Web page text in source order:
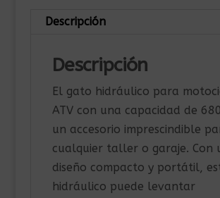
Descripción
Descripción
El gato hidráulico para
ATV con una capacidad de
un accesorio imprescindible
cualquier taller o garaje. Con
diseño compacto y portátil,
hidráulico puede levantar